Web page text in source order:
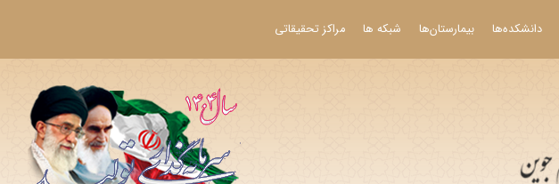
دانشکده‌ها بیمارستان‌ها شبکه ها مراکز تحقیقاتی